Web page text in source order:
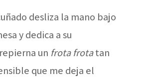
desliza la mano bajo
y dedica a su
un frota frotatan
que me deja el